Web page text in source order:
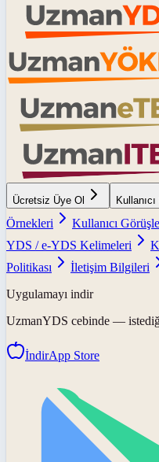
Ücretsiz Üye Ol
Örnekleri
Kullanıcı
YDS / e-YDS Kelimeleri
Politikası
İletişim Bilgileri
Uygulamayı indir
UzmanYDS cebinde —
İndirApp Store